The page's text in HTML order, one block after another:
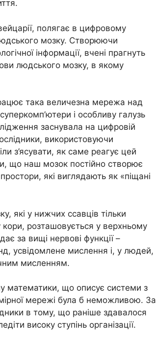
полягає в цифровому
людського мозку. Створюючи
інформації, вчені прагнуть
людського мозку, в якому
така величезна мережа над
і особливу галузь
заснувала на цифровій
використовуючи
з’ясувати, як саме реагує цей
що наш мозок постійно створює
які виглядають як «піщані
які у нижчих ссавців тільки
розташовується у верхньому
за вищі нервові функції –
усвідомлене мислення і, у людей,
мисленням.
математики, що описує системи з
мережі була б неможливою. За
в тому, що раніше здавалося
високу ступінь організації.